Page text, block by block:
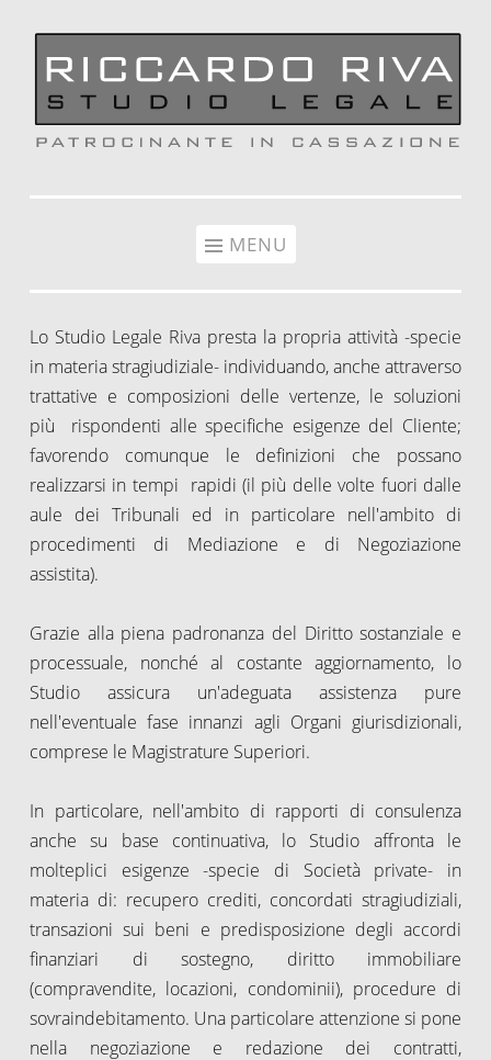
MENU
Lo Studio Legale Riva presta la propria attività -specie
in materia stragiudiziale- individuando, anche attraverso
trattative e composizioni delle vertenze, le soluzioni
più rispondenti alle specifiche esigenze del Cliente;
favorendo comunque le definizioni che possano
realizzarsi in tempi rapidi (il più delle volte fuori dalle
aule dei Tribunali ed in particolare nell'ambito di
procedimenti di Mediazione e di Negoziazione
assistita).
Grazie alla piena padronanza del Diritto sostanziale e
processuale, nonché al costante aggiornamento, lo
Studio assicura un'adeguata assistenza pure
nell'eventuale fase innanzi agli Organi giurisdizionali,
comprese le Magistrature Superiori.
In particolare, nell'ambito di rapporti di consulenza
anche su base continuativa, lo Studio affronta le
molteplici esigenze -specie di Società private- in
materia di: recupero crediti, concordati stragiudiziali,
transazioni sui beni e predisposizione degli accordi
finanziari di sostegno, diritto immobiliare
(compravendite, locazioni, condominii), procedure di
sovraindebitamento. Una particolare attenzione si pone
nella negoziazione e redazione dei contratti,